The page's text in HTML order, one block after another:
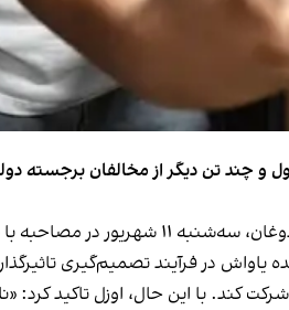
و چند تن دیگر از مخالفان
اوزگور اوزل، رهبر حزب جمهوری‌خواه خلق ترکیه و از
یاواش در فرآیند تصمیم‌گیری
کند. با این حال، اوزل تاکید